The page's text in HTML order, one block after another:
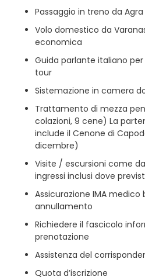
Passaggio in treno da
Volo domestico da
economica
Guida parlante italiano
tour
Sistemazione in camera
Trattamento di mezza
colazioni, 9 cene) La
include il Cenone di
dicembre)
Visite / escursioni come
ingressi inclusi dove
Assicurazione IMA medico
annullamento
Richiedere il fascicolo
prenotazione
Assistenza del
Quota d’iscrizione